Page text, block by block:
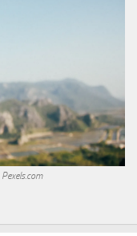
Pexels.com